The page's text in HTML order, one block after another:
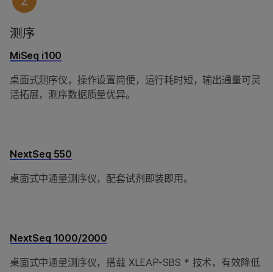
测序
MiSeq i100
桌面式测序仪，操作设置简便，运行耗时短，输出通量可灵
活拓展，测序数据质量优异。
NextSeq 550
桌面式中通量测序仪，配套试剂即装即用。
NextSeq 1000/2000
桌面式中通量测序仪，搭载 XLEAP-SBS * 技术，有效降低